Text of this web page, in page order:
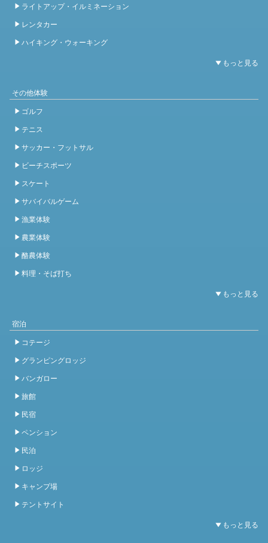
ライトアップ・イルミネーション
レンタカー
ハイキング・ウォーキング
その他体験
ゴルフ
テニス
サッカー・フットサル
ビーチスポーツ
スケート
サバイバルゲーム
漁業体験
農業体験
酪農体験
料理・そば打ち
宿泊
コテージ
グランピングロッジ
バンガロー
旅館
民宿
ペンション
民泊
ロッジ
キャンプ場
テントサイト